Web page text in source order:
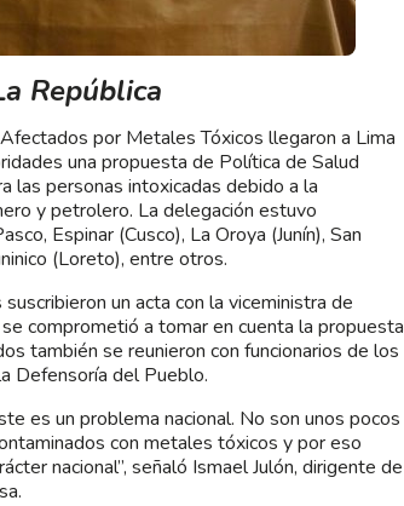
República
por Metales Tóxicos llegaron a Lima
una propuesta de Política de Salud
las personas intoxicadas debido a la
y petrolero. La delegación estuvo
Espinar (Cusco), La Oroya (Junín), San
(Loreto), entre otros.
un acta con la viceministra de
comprometió a tomar en cuenta la propuesta
también se reunieron con funcionarios de los
Defensoría del Pueblo.
es un problema nacional. No son unos pocos
con metales tóxicos y por eso
nacional”, señaló Ismael Julón, dirigente de